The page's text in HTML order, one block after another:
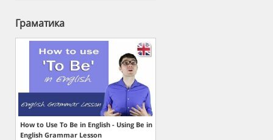
Граматика
How to Use To Be in English - Using Be in
English Grammar Lesson